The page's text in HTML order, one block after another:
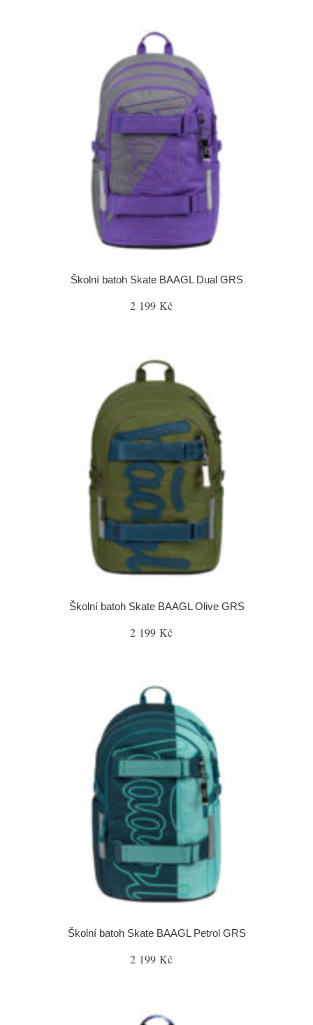
Školní batoh Skate BAAGL Dual GRS
2 199 Kč
Školní batoh Skate BAAGL Olive GRS
2 199 Kč
Školní batoh Skate BAAGL Petrol GRS
2 199 Kč